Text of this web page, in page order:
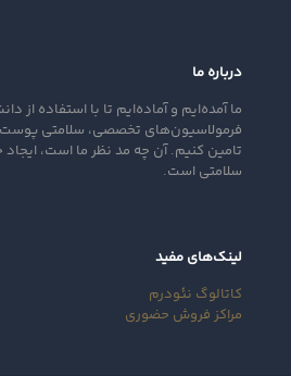
درباره ما
ما آمده‌ایم و آماده‌ایم تا با استفاده از
فرمولاسیون‌های تخصصی، سلامتی پوست
تامین کنیم. آن‌ چه مد نظر ما است،
سلامتی است.
لینک‌های مفید
کاتالوگ نئودرم
مراکز فروش حضوری